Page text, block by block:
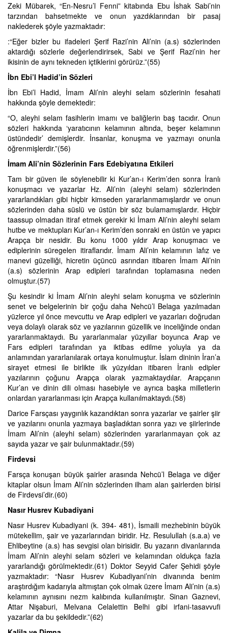
Zeki Mübarek, “En-Nesru’l Fenni” kitabında Ebu İshak Sabi’nin
tarzından bahsetmekte ve onun yazdıklarından bir pasaj
naklederek şöyle yazmaktadır:
:“Eğer bizler bu ifadeleri Şerif Razi’nin Ali’nin (a.s) sözlerinden
aktardığı sözlerle değerlendirirsek, Sabi ve Şerif Razi’nin her
ikisinin de aynı tekneden içtiklerini görürüz.”(55)
İbn Ebi’l Hadid’in Sözleri
İbn Ebi’l Hadid, İmam Ali’nin aleyhi selam sözlerinin fesahati
hakkında şöyle demektedir:
“O, aleyhi selam fasihlerin imamı ve baliğlerin baş tacıdır. Onun
sözleri hakkında ‘yaratıcının kelamının altında, beşer kelamının
üstündedir’ demişlerdir. İnsanlar, konuşma ve yazmayı onunla
öğrenmişlerdir.”(56)
İmam Ali’nin Sözlerinin Fars Edebiyatına Etkileri
Tam bir güven ile söylenebilir ki Kur’an-ı Kerim’den sonra İranlı
konuşmacı ve yazarlar Hz. Ali’nin (aleyhi selam) sözlerinden
yararlandıkları gibi hiçbir kimseden yararlanmamışlardır ve onun
sözlerinden daha süslü ve üstün bir söz bulamamışlardır. Hiçbir
taassup olmadan itiraf etmek gerekir ki İmam Ali’nin aleyhi selam
hutbe ve mektupları Kur’an-ı Kerim’den sonraki en üstün ve yapıcı
Arapça bir nesidir. Bu konu 1000 yıldır Arap konuşmacı ve
ediplerinin süregelen itiraflarıdır. İmam Ali’nin kelamının lafız ve
manevi güzelliği, hicretin üçüncü asrından itibaren İmam Ali’nin
(a.s) sözlerinin Arap edipleri tarafından toplamasına neden
olmuştur.(57)
Şu kesindir ki İmam Ali’nin aleyhi selam konuşma ve sözlerinin
senet ve belgelerinin bir çoğu daha Nehcü’l Belaga yazılmadan
yüzlerce yıl önce mevcuttu ve Arap edipleri ve yazarları doğrudan
veya dolaylı olarak söz ve yazılarının güzellik ve inceliğinde ondan
yararlanmaktaydı. Bu yararlanmalar yüzyıllar boyunca Arap ve
Fars edipleri tarafından ya iktibas edilme yoluyla ya da
anlamından yararlanılarak ortaya konulmuştur. İslam dininin İran’a
sirayet etmesi ile birlikte ilk yüzyıldan itibaren İranlı edipler
yazılarının çoğunu Arapça olarak yazmaktaydılar. Arapçanın
Kur’an ve dinin dili olması hasebiyle ve ayrıca başka milletlerin
onlardan yararlanması için Arapça kullanılmaktaydı.(58)
Darice Farsçası yaygınlık kazandıktan sonra yazarlar ve şairler şiir
ve yazılarını onunla yazmaya başladıktan sonra yazı ve şiirlerinde
İmam Ali’nin (aleyhi selam) sözlerinden yararlanmayan çok az
sayıda yazar ve şair bulunmaktadır.(59)
Firdevsi
Farsça konuşan büyük şairler arasında Nehcü’l Belaga ve diğer
kitaplar olsun İmam Ali’nin sözlerinden ilham alan şairlerden birisi
de Firdevsi’dir.(60)
Nasır Husrev Kubadiyani
Nasır Husrev Kubadiyani (k. 394- 481), İsmaili mezhebinin büyük
mütekellim, şair ve yazarlarından biridir. Hz. Resulullah (s.a.a) ve
Ehlibeytine (a.s) has sevgisi olan birisidir. Bu yazarın divanlarında
İmam Ali’nin aleyhi selam sözleri ve kelamından oldukça fazla
yararlandığı görülmektedir.(61) Doktor Seyyid Cafer Şehidi şöyle
yazmaktadır: “Nasır Husrev Kubadiyani’nin divanında benim
araştırdığım kadarıyla altmıştan çok olmak üzere İmam Ali’nin (a.s)
kelamının aynısını nezm kalıbında kullanılmıştır. Sinan Gaznevi,
Attar Nişaburi, Melvana Celalettin Belhi gibi irfani-tasavvufi
yazarlar da bu şekildedir.”(62)